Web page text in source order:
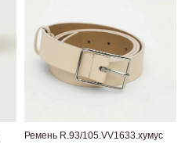
Ремень R.93/105.VV1633.хумус